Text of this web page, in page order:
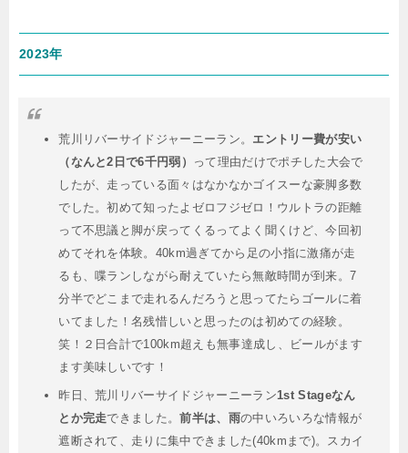
2023年
荒川リバーサイドジャーニーラン。 エントリー費が安い
（なんと2日で6千円弱）
って理由だけでポチした大会で
したが、走っている面々はなかなかゴイスーな豪脚多数
でした。初めて知ったよゼロフジゼロ！ウルトラの距離
って不思議と脚が戻ってくるってよく聞くけど、今回初
めてそれを体験。40km過ぎてから足の小指に激痛が走
るも、喋ランしながら耐えていたら無敵時間が到来。7
分半でどこまで走れるんだろうと思ってたらゴールに着
いてました！名残惜しいと思ったのは初めての経験。
笑！２日合計で100km超えも無事達成し、ビールがます
ます美味しいです！
昨日、荒川リバーサイドジャーニーラン1st Stageなん
とか完走できました。前半は、雨の中いろいろな情報が
遮断されて、走りに集中できました(40kmまで)。スカイ